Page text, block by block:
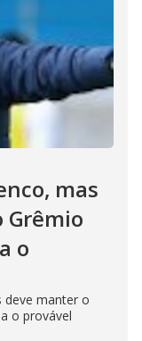
mas
Grêmio
o
deve manter o
o provável